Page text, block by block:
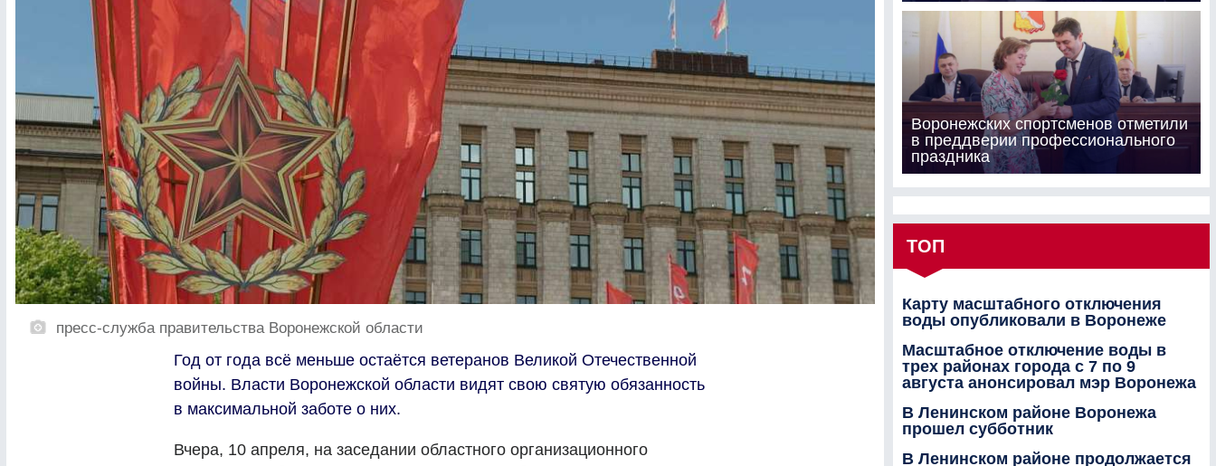
пресс-служба правительства Воронежской области
Год от года всё меньше остаётся ветеранов Великой Отечественной
войны. Власти Воронежской области видят свою святую обязанность
в максимальной заботе о них.
Вчера, 10 апреля, на заседании областного организационного
Воронежских спортсменов отметили
в преддверии профессионального
праздника
ТОП
Карту масштабного отключения
воды опубликовали в Воронеже
Масштабное отключение воды в
трех районах города с 7 по 9
августа анонсировал мэр Воронежа
В Ленинском районе Воронежа
прошел субботник
В Ленинском районе продолжается